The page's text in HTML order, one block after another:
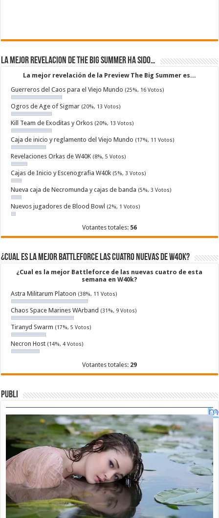
La mejor revelacion de The Big Summer ha sido…
La mejor revelación de la Preview The Big Summer es...
Guerreros del Caos para el Viejo Mundo (25%, 16 Votos)
Ogros de Age of Sigmar (20%, 13 Votos)
Kill Team de Exoditas y Orkos (20%, 13 Votos)
Caja de inicio y reglamento del Viejo Mundo (17%, 11 Votos)
Revelaciones Orkas de W40K (8%, 5 Votos)
Cajas de Inicio y Escenografia W40k (5%, 3 Votos)
Nueva caja de Necromunda y cajas de banda (5%, 3 Votos)
Nuevos jugadores de Blood Bowl (2%, 1 Votos)
Votantes totales: 56
¿Cual es la mejor Battleforce las cuatro nuevas de W40k?
¿Cual es la mejor Battleforce de las nuevas cuatro de esta
semana en W40k?
Astra Militarum Platoon (38%, 11 Votos)
Chaos Space Marines WArband (31%, 9 Votos)
Tiranyd Swarm (17%, 5 Votos)
Necron Host (14%, 4 Votos)
Votantes totales: 29
Publi